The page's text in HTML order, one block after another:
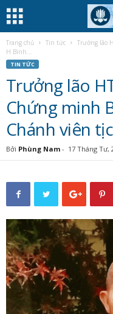
Trang chủ Tin tức
Trưởng lão
H.Bình...
TIN TỨC
Trưởng lão
Chứng minh
Chánh viên
Bởi Phùng Nam - 17 Tháng Tư,